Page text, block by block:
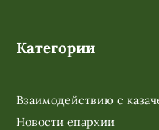
Категории
Взаимодействию с
Новости епархии